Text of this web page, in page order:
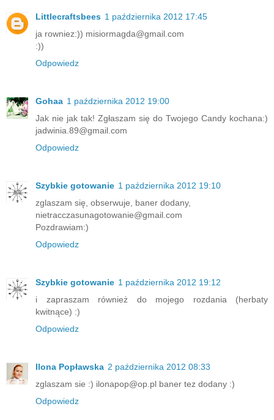
Littlecraftsbees 1 października 2012 17:45
ja rowniez:)) misiormagda@gmail.com
:))
Odpowiedz
Gohaa 1 października 2012 19:00
Jak nie jak tak! Zgłaszam się do Twojego Candy kochana:)
jadwinia.89@gmail.com
Odpowiedz
Szybkie gotowanie 1 października 2012 19:10
zglaszam się, obserwuje, baner dodany,
nietracczasunagotowanie@gmail.com
Pozdrawiam:)
Odpowiedz
Szybkie gotowanie 1 października 2012 19:12
i zapraszam również do mojego rozdania (herbaty
kwitnące) :)
Odpowiedz
Ilona Popławska 2 października 2012 08:33
zglaszam sie :) ilonapop@op.pl baner tez dodany :)
Odpowiedz